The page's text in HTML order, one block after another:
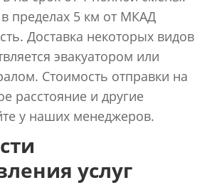
пределах 5 км от МКАД
Доставка некоторых видов
эвакуатором или
Стоимость отправки на
расстояние и другие
у наших менеджеров.
услуг